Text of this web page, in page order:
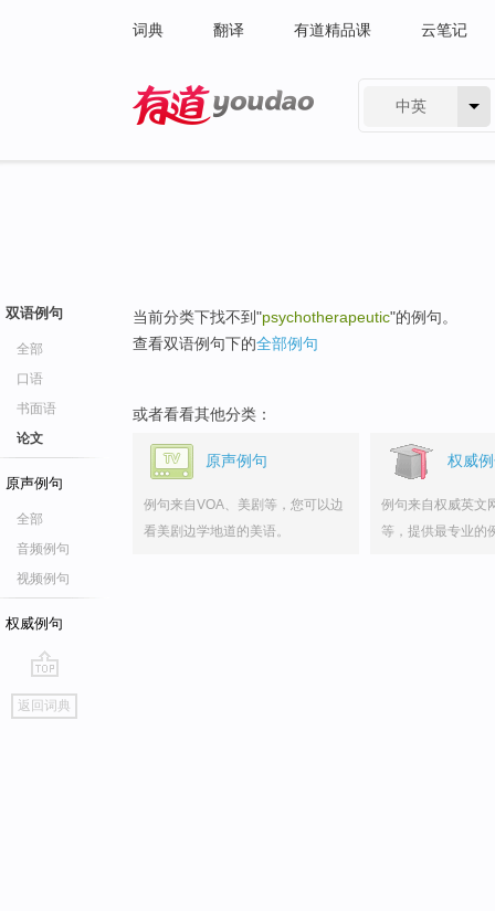
词典 翻译 有道精品课 云笔记
中英
双语例句
全部
口语
书面语
论文
原声例句
全部
音频例句
视频例句
权威例句
go
top
返回词典
当前分类下找不到"psychotherapeutic"的例句。
查看双语例句下的全部例句
或者看看其他分类：
原声例句
例句来自VOA、美剧等，您可以边
看美剧边学地道的美语。
权威
例句来自权威英文
等，提供最专业的